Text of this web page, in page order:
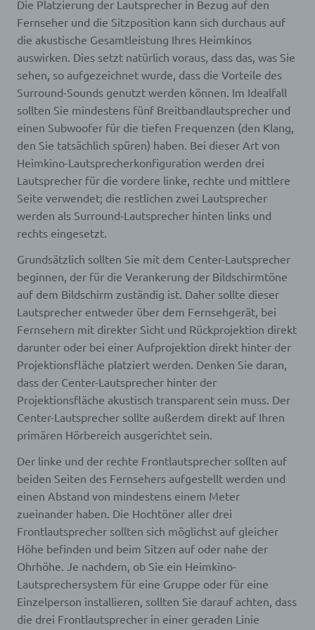
Die Platzierung der Lautsprecher in Bezug auf den
Fernseher und die Sitzposition kann sich durchaus auf
die akustische Gesamtleistung Ihres Heimkinos
auswirken. Dies setzt natürlich voraus, dass das, was Sie
sehen, so aufgezeichnet wurde, dass die Vorteile des
Surround-Sounds genutzt werden können. Im Idealfall
sollten Sie mindestens fünf Breitbandlautsprecher und
einen Subwoofer für die tiefen Frequenzen (den Klang,
den Sie tatsächlich spüren) haben. Bei dieser Art von
Heimkino-Lautsprecherkonfiguration werden drei
Lautsprecher für die vordere linke, rechte und mittlere
Seite verwendet; die restlichen zwei Lautsprecher
werden als Surround-Lautsprecher hinten links und
rechts eingesetzt.
Grundsätzlich sollten Sie mit dem Center-Lautsprecher
beginnen, der für die Verankerung der Bildschirmtöne
auf dem Bildschirm zuständig ist. Daher sollte dieser
Lautsprecher entweder über dem Fernsehgerät, bei
Fernsehern mit direkter Sicht und Rückprojektion direkt
darunter oder bei einer Aufprojektion direkt hinter der
Projektionsfläche platziert werden. Denken Sie daran,
dass der Center-Lautsprecher hinter der
Projektionsfläche akustisch transparent sein muss. Der
Center-Lautsprecher sollte außerdem direkt auf Ihren
primären Hörbereich ausgerichtet sein.
Der linke und der rechte Frontlautsprecher sollten auf
beiden Seiten des Fernsehers aufgestellt werden und
einen Abstand von mindestens einem Meter
zueinander haben. Die Hochtöner aller drei
Frontlautsprecher sollten sich möglichst auf gleicher
Höhe befinden und beim Sitzen auf oder nahe der
Ohrhöhe. Je nachdem, ob Sie ein Heimkino-
Lautsprechersystem für eine Gruppe oder für eine
Einzelperson installieren, sollten Sie darauf achten, dass
die drei Frontlautsprecher in einer geraden Linie
Verarbeitung ist jeder mit oder ohne Hilfe
automatisierter Verfahren ausgeführte Vorgang
oder jede solche Vorgangsreihe im
Zusammenhang mit personenbezogenen Daten
wie das Erheben, das Erfassen, die Organisation,
das Ordnen, die Speicherung, die Anpassung oder
Veränderung, das Auslesen, das Abfragen, die
Verwendung, die Offenlegung durch Übermittlung,
Verbreitung oder eine andere Form der
Bereitstellung, den Abgleich oder die Verknüpfung,
die Einschränkung, das Löschen oder die
Vernichtung.
d) Einschränkung der Verarbeitung
Einschränkung der Verarbeitung ist die Markierung
Ziel, ihre künftige Verarbeitung einzuschränken.
e) Profiling
Profiling ist jede Art der automatisierten
Verarbeitung personenbezogener Daten, die darin
besteht, dass diese personenbezogenen Daten
verwendet werden, um bestimmte persönliche
Aspekte, die sich auf eine natürliche Person
beziehen, zu bewerten, insbesondere, um Aspekte
bezüglich Arbeitsleistung, wirtschaftlicher Lage,
Gesundheit, persönlicher Vorlieben, Interessen,
Zuverlässigkeit, Verhalten, Aufenthaltsort oder
Ortswechsel dieser natürlichen Person zu
analysieren oder vorherzusagen.
f) Pseudonymisierung
Pseudonymisierung ist die Verarbeitung
personenbezogener Daten in einer Weise, auf
welche die personenbezogenen Daten ohne
Hinzuziehung zusätzlicher Informationen nicht
mehr einer spezifischen betroffenen Person
zugeordnet werden können, sofern diese
zusätzlichen Informationen gesondert aufbewahrt